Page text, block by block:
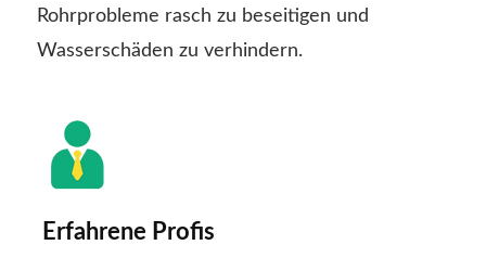
Rohrprobleme rasch zu beseitigen und
Wasserschäden zu verhindern.
Erfahrene Profis